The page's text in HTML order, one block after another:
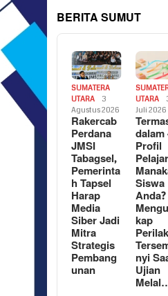
BERITA SUMUT
SUMATERA
UTARA
3
Agustus 2026
Rakercab
Perdana
JMSI
Tabagsel,
Pemerinta
h Tapsel
Harap
Media
Siber Jadi
Mitra
Strategis
Pembang
unan
UTARA
Juli 2026
dalam
Profil
Pelajar
Siswa
Anda?
kap
nyi
Ujian